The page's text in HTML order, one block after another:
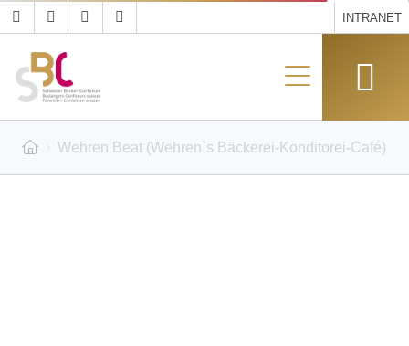
INTRANET
Wehren Beat (Wehren`s Bäckerei-Konditorei-Café)